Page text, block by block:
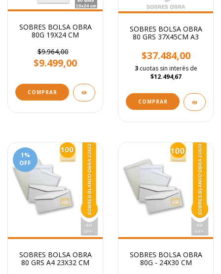
SOBRES BOLSA OBRA
80G 19X24 CM
$9.964,00
$9.499,00
COMPRAR
SOBRES BOLSA OBRA
80 GRS 37X45CM A3
$37.484,00
3 cuotas sin interés de
$12.494,67
COMPRAR
1%
OFF
SOBRES BOLSA OBRA
80 GRS A4 23X32 CM
SOBRES BOLSA OBRA
80G - 24X30 CM